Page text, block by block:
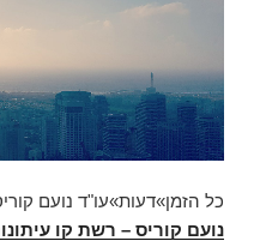
כל הזמן»דעות»עו"ד נועם
נועם קוריס – רשת קו